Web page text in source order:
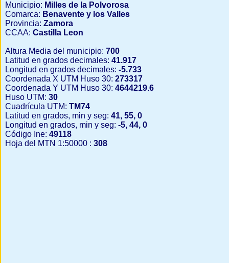
Municipio: Milles de la Polvorosa
Comarca: Benavente y los Valles
Provincia: Zamora
CCAA: Castilla Leon
Altura Media del municipio: 700
Latitud en grados decimales: 41.917
Longitud en grados decimales: -5.733
Coordenada X UTM Huso 30: 273317
Coordenada Y UTM Huso 30: 4644219.6
Huso UTM: 30
Cuadrícula UTM: TM74
Latitud en grados, min y seg: 41, 55, 0
Longitud en grados, min y seg: -5, 44, 0
Código Ine: 49118
Hoja del MTN 1:50000 : 308